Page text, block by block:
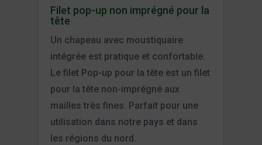
Filet pop-up non imprégné pour la
tête
Un chapeau avec moustiquaire
intégrée est pratique et confortable.
Le filet Pop-up pour la tête est un filet
pour la tête non-imprégné aux
mailles très fines. Parfait pour une
utilisation dans notre pays et dans
les régions du nord.